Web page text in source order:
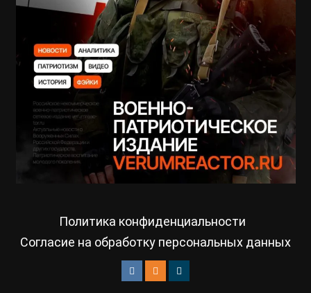
Политика конфиденциальности
Согласие на обработку персональных данных